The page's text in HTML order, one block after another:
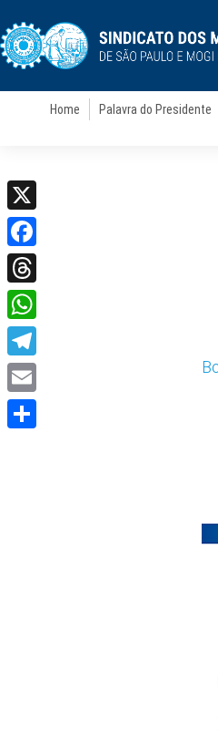
Home Palavra do Presidente
X
Facebook
Threads
WhatsApp
Telegram
Email